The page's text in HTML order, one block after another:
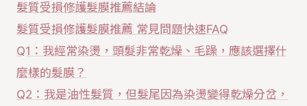
髮質受損修護髮膜推薦結論
髮質受損修護髮膜推薦 常見問題快速FAQ
Q1：我經常染燙，頭髮非常乾燥、毛躁，應該選擇什
麼樣的髮膜？
Q2：我是油性髮質，但髮尾因為染燙變得乾燥分岔，